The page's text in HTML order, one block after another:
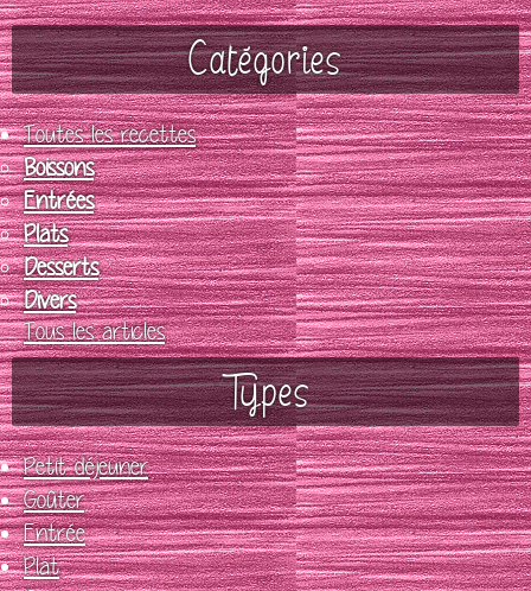
Catégories
Toutes les recettes
Boissons
Entrées
Plats
Desserts
Divers
Tous les articles
Types
Petit déjeuner
Goûter
Entrée
Plat